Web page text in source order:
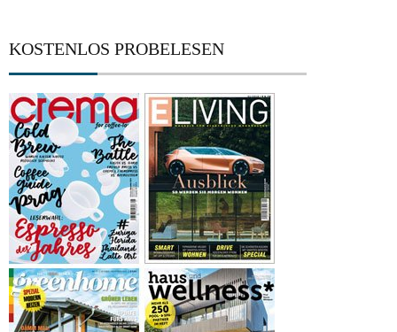
KOSTENLOS PROBELESEN